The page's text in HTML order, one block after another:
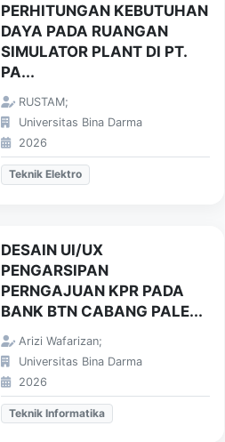
PERHITUNGAN KEBUTUHAN
DAYA PADA RUANGAN
SIMULATOR PLANT DI PT.
PA...
RUSTAM;
Universitas Bina Darma
2026
Teknik Elektro
DESAIN UI/UX
PENGARSIPAN
PERNGAJUAN KPR PADA
BANK BTN CABANG PALE...
Arizi Wafarizan;
Universitas Bina Darma
2026
Teknik Informatika